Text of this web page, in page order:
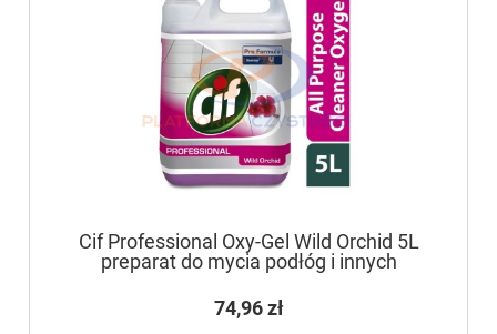
Cif Professional Oxy-Gel Wild Orchid 5L
preparat do mycia podłóg i innych
74,96 zł